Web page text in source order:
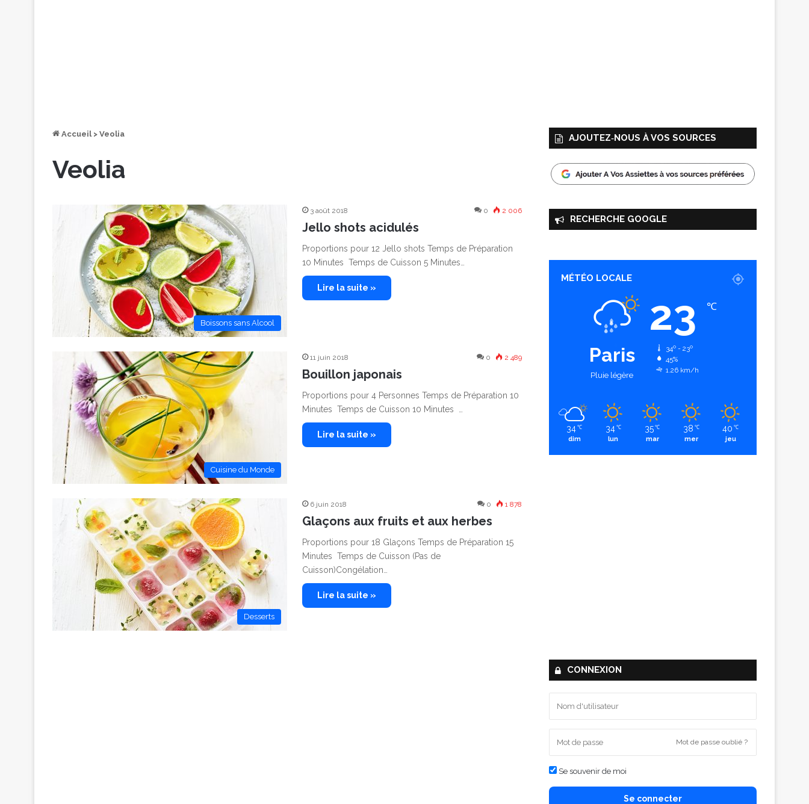
Accueil > Veolia
Veolia
Boissons sans Alcool
3 août 2018 0 2 006
Jello shots acidulés
Proportions pour 12 Jello shots Temps de Préparation
10 Minutes Temps de Cuisson 5 Minutes…
Lire la suite »
Cuisine du Monde
11 juin 2018 0 2 489
Bouillon japonais
Proportions pour 4 Personnes Temps de Préparation 10
Minutes Temps de Cuisson 10 Minutes …
Lire la suite »
Desserts
6 juin 2018 0 1 878
Glaçons aux fruits et aux herbes
Proportions pour 18 Glaçons Temps de Préparation 15
Minutes Temps de Cuisson (Pas de
Cuisson)Congélation…
Lire la suite »
AJOUTEZ‑NOUS À VOS SOURCES
RECHERCHE GOOGLE
MÉTÉO LOCALE
Paris
Pluie légère
23 ℃
34º - 23º
45%
1.26 km/h
34 ℃
dim
34 ℃
lun
35 ℃
mar
38 ℃
mer
40 ℃
jeu
CONNEXION
Mot de passe oublié ?
Se souvenir de moi
Se connecter